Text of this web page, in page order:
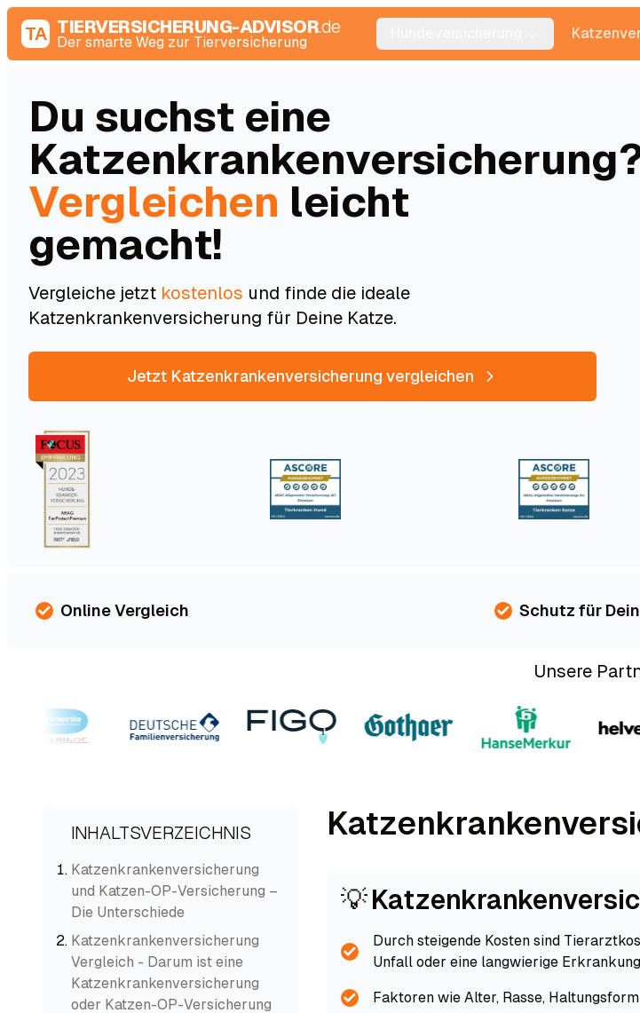
TA TIERVERSICHERUNG-ADVISOR.de
Der smarte Weg zur Tierversicherung
Du suchst eine
Vergleichen leicht
gemacht!
Vergleiche jetzt kostenlos und finde die ideale
Katzenkrankenversicherung für Deine Katze.
Jetzt Katzenkrankenversicherung vergleichen
Online Vergleich Schutz für
Unsere
INHALTSVERZEICHNIS
Katzenkrankenversicherung
und Katzen-OP-Versicherung –
Die Unterschiede
Katzenkrankenversicherung
Vergleich - Darum ist eine
Katzenkrankenversicherung
oder Katzen-OP-Versicherung
💡
Durch steigende Kosten sind
Unfall oder eine langwierige
Faktoren wie Alter, Rasse,